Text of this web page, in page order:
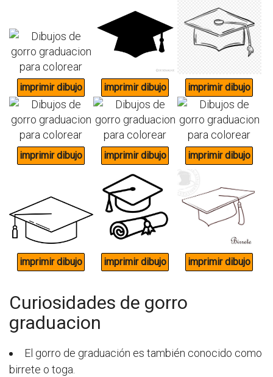
Curiosidades de gorro
graduacion
El gorro de graduación es también conocido como
birrete o toga.